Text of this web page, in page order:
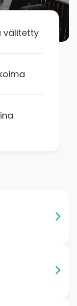
välitetty